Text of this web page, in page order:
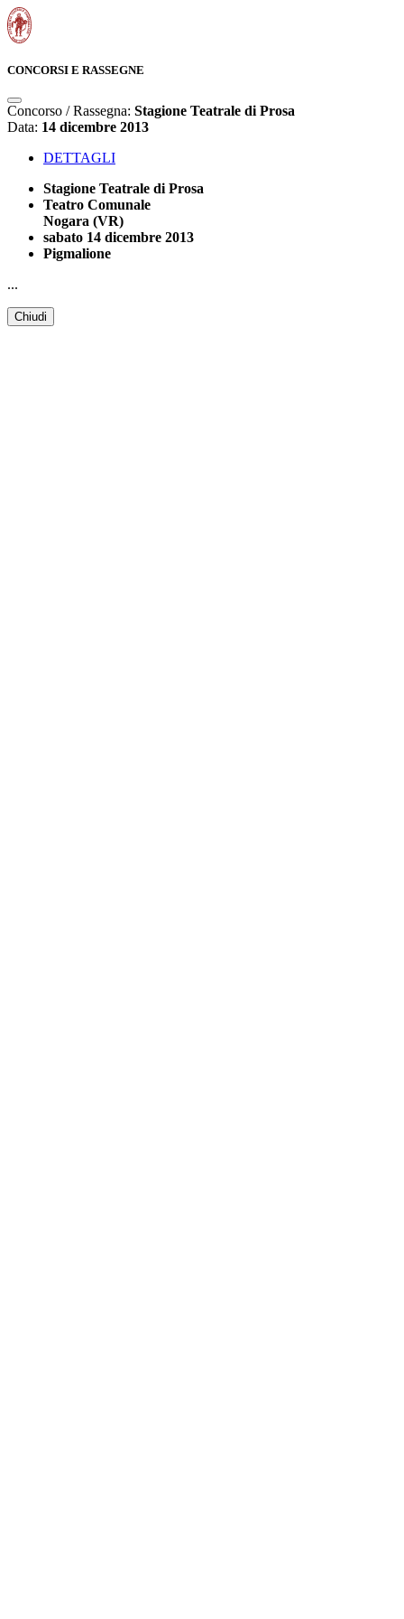
CONCORSI E RASSEGNE
Concorso / Rassegna: Stagione Teatrale di Prosa
Data: 14 dicembre 2013
DETTAGLI
Stagione Teatrale di Prosa
Teatro Comunale
Nogara (VR)
sabato 14 dicembre 2013
Pigmalione
...
Chiudi